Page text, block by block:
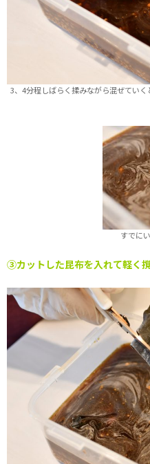
3、4分程しばらく揉みながら混ぜていく
すでに
③カットした昆布を入れて軽く